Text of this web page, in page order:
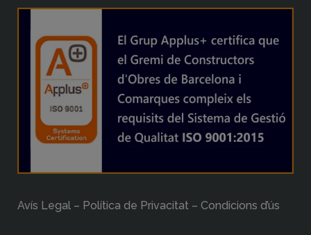
Avís Legal – Política de Privacitat – Condicions d’ús